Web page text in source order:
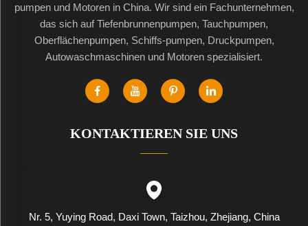
pumpen und Motoren in China. Wir sind ein Fachunternehmen,
das sich auf Tiefenbrunnenpumpen, Tauchpumpen,
Oberflächenpumpen, Schiffs-pumpen, Druckpumpen,
Autowaschmaschinen und Motoren spezialisiert.
KONTAKTIEREN SIE UNS
Nr. 5, Yuying Road, Daxi Town, Taizhou, Zhejiang, China